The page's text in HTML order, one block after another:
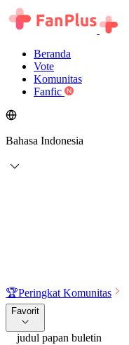
Beranda
Vote
Komunitas
Fanfic
Bahasa Indonesia
🏆Peringkat Komunitas
Favorit
judul papan buletin